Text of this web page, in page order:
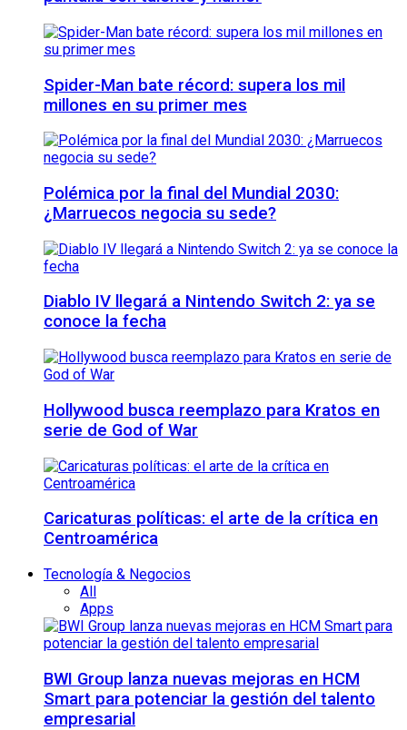
Spider-Man bate récord: supera los mil
millones en su primer mes
Polémica por la final del Mundial 2030:
¿Marruecos negocia su sede?
Diablo IV llegará a Nintendo Switch 2: ya se
conoce la fecha
Hollywood busca reemplazo para Kratos en
serie de God of War
Caricaturas políticas: el arte de la crítica en
Centroamérica
Tecnología & Negocios
All
Apps
BWI Group lanza nuevas mejoras en HCM
Smart para potenciar la gestión del talento
empresarial